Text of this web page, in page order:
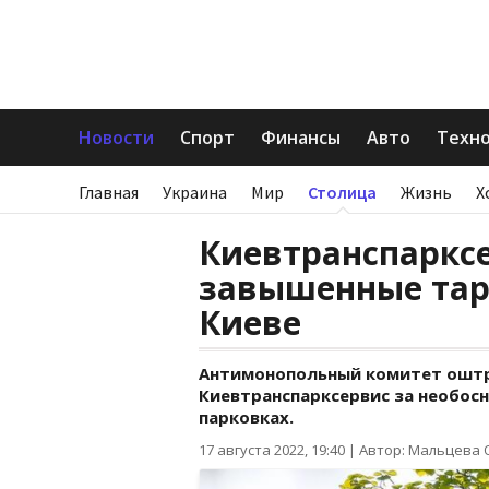
Новости Спорт Финансы Авто
Главная Украина Мир Столица Жизнь
завышенные
Киеве
Антимонопольный комитет
Киевтранспарксервис за
парковках.
17 августа 2022, 19:40 | Автор: Мальцева